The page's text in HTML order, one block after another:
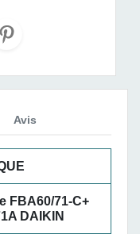
Avis
FBA60/71-C+
DAIKIN